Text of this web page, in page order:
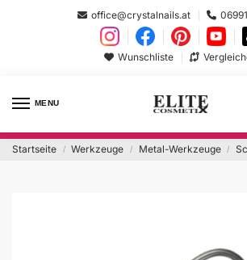
office@crystalnails.at
Wunschliste
MENU
Startseite / Werkzeuge / Metal-Werkzeuge /